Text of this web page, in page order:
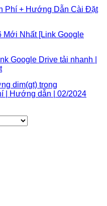
Phí + Hướng Dẫn Cài Đặt
Mới Nhất [Link Google
Google Drive tải nhanh |
dim(gt) trong
| Hướng dẫn | 02/2024